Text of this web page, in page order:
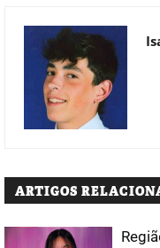
ARTIGOS